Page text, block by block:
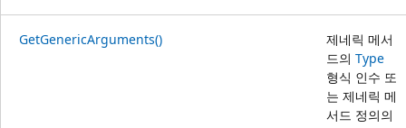
GetGenericArguments()
제네릭 메서
드의 Type
형식 인수 또
는 제네릭 메
서드 정의의